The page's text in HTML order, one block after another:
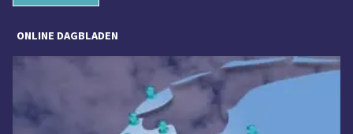
ONLINE DAGBLADEN